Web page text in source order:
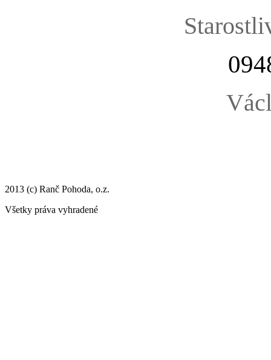
2013 (c) Ranč Pohoda, o.z.
Všetky práva vyhradené